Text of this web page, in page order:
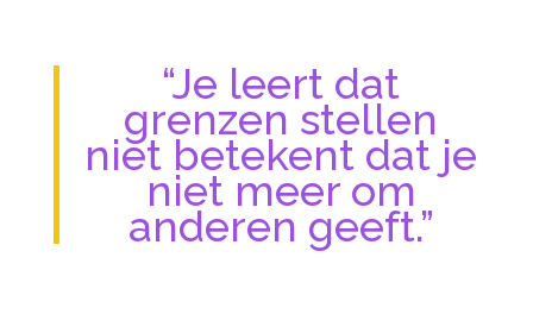
“Je leert dat
grenzen stellen
niet betekent dat je
niet meer om
anderen geeft.”